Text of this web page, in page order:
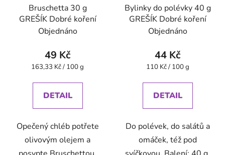
Bruschetta 30 g
GREŠÍK Dobré koření
Objednáno
49 Kč
Měrná
163,33 Kč / 100 g
DETAIL
Opečený chléb potřete
olivovým olejem a
Bylinky do polévky 40 g
GREŠÍK Dobré koření
Objednáno
44 Kč
Měrná
110 Kč / 100 g
DETAIL
Do polévek, do salátů a
omáček, též pod